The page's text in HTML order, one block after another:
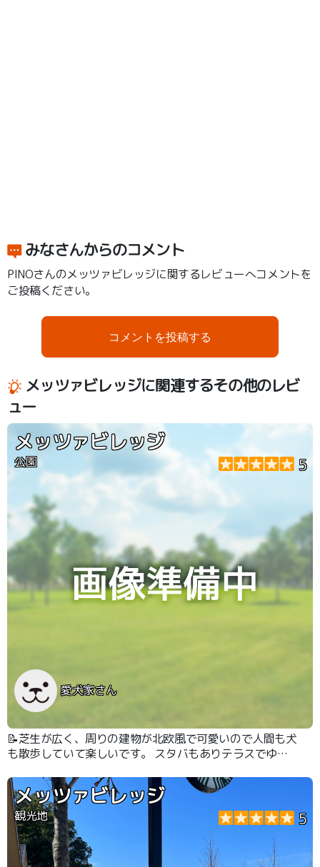
みなさんからのコメント
PINOさんのメッツァビレッジに関するレビューへコメントを
ご投稿ください。
コメントを投稿する
メッツァビレッジに関連するその他のレビ
ュー
メッツァビレッジ
公園 5
愛犬家さん
📝芝生が広く、周りの建物が北欧風で可愛いので人間も犬
も散歩していて楽しいです。 スタバもありテラスでゆっ
あるのが嬉しい。
メッツァビレッジ
観光地 5